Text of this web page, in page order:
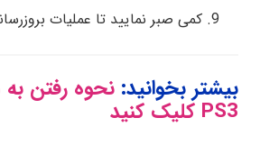
کمی صبر نمایید تا عملیات
بیشتر بخوانید: نحوه رفتن
PS3 کلیک کنید